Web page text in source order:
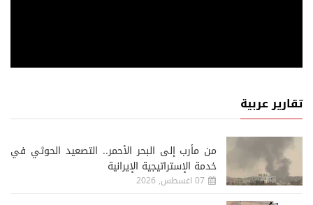
تقارير عربية
من مأرب إلى البحر الأحمر.. التصعيد الحوثي في
خدمة الإستراتيجية الإيرانية
07 اغسطس, 2026